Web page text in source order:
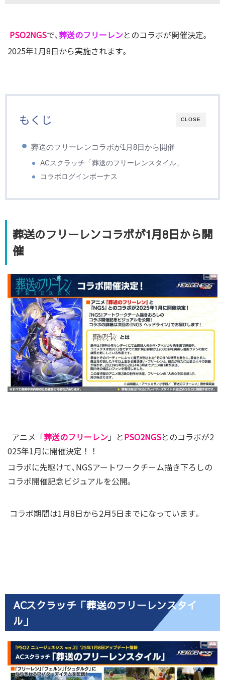
PSO2NGSで､葬送のフリーレンとのコラボが開催決定｡
2025年1月8日から実施されます｡
CLOSE
もくじ
葬送のフリーレンコラボが1月8日から開催
ACスクラッチ「葬送のフリーレンスタイル」
コラボログインボーナス
葬送のフリーレンコラボが1月8日から開
催
アニメ「葬送のフリーレン」とPSO2NGSとのコラボが2
025年1月に開催決定！！
コラボに先駆けて､NGSアートワークチーム描き下ろしの
コラボ開催記念ビジュアルを公開｡
コラボ期間は1月8日から2月5日までになっています｡
ACスクラッチ「葬送のフリーレンスタイ
ル」